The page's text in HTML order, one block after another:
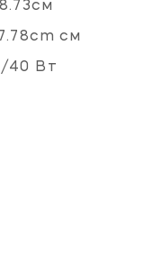
см
40 Вт